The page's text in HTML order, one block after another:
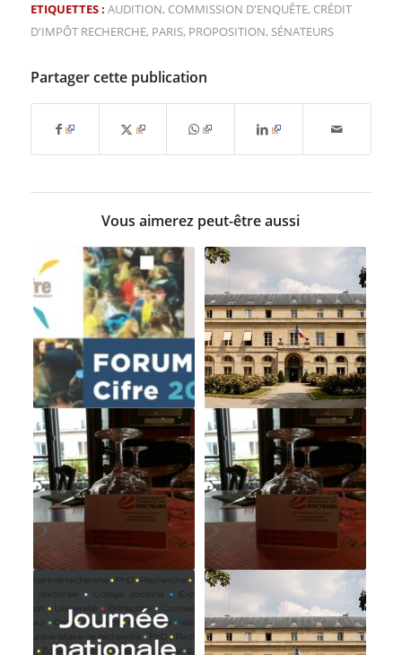
ETIQUETTES : AUDITION, COMMISSION D'ENQUÊTE, CRÉDIT
D'IMPÔT RECHERCHE, PARIS, PROPOSITION, SÉNATEURS
Partager cette publication
Vous aimerez peut-être aussi